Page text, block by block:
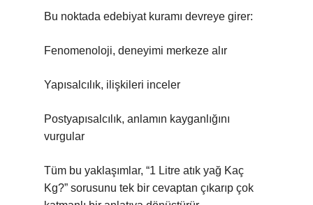
Bu noktada edebiyat kuramı devreye girer:
Fenomenoloji, deneyimi merkeze alır
Yapısalcılık, ilişkileri inceler
Postyapısalcılık, anlamın kayganlığını
vurgular
Tüm bu yaklaşımlar, “1 Litre atık yağ Kaç
Kg?” sorusunu tek bir cevaptan çıkarıp çok